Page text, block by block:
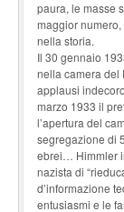
paura, le masse
maggior
nella storia.
Il 30 gennaio
nella camera del
applausi
marzo 1933 il
l’apertura del
segregazione di
ebrei… Himmler
nazista di
d’informazione
entusiasmi e le